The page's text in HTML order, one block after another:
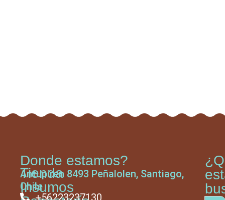
Tienda
Insumos
Donde estamos?
Antupiren 8493 Peñalolen, Santiago,
Chile
+56223237130